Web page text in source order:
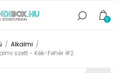
0
/ Alkalmi /
szett - Kék-Fehér #2